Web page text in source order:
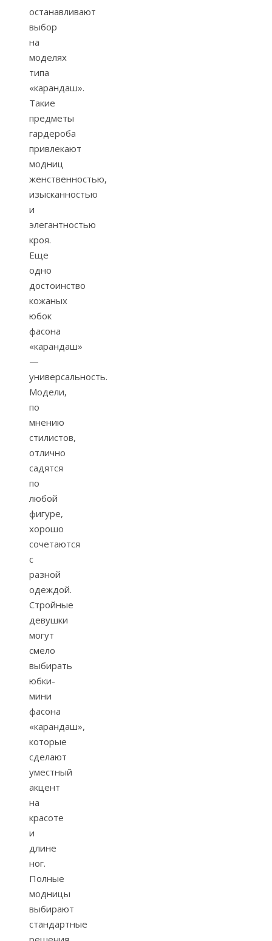
останавливают
выбор
на
моделях
типа
«карандаш».
Такие
предметы
гардероба
привлекают
модниц
женственностью,
изысканностью
и
элегантностью
кроя.
Еще
одно
достоинство
кожаных
юбок
фасона
«карандаш»
—
универсальность.
Модели,
по
мнению
стилистов,
отлично
садятся
по
любой
фигуре,
хорошо
сочетаются
с
разной
одеждой.
Стройные
девушки
могут
смело
выбирать
юбки-
мини
фасона
«карандаш»,
которые
сделают
уместный
акцент
на
красоте
и
длине
ног.
Полные
модницы
выбирают
стандартные